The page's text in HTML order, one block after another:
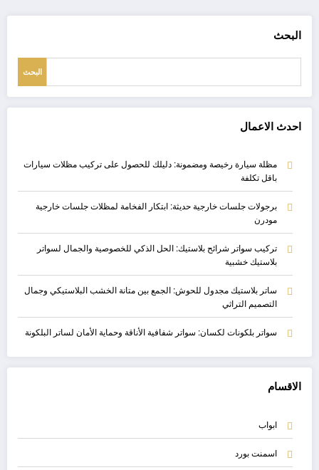
البحث
البحث
احدث الاعمال
مظلة سيارة رخيصة ومضمونة: دليلك للحصول على تركيب مظلات سيارات
باقل تكلفة
برجولات جلسات خارجية حديثة: ابتكار الفخامة لمظلات جلسات خارجية
مودرن
تركيب سواتر شرائح بلاستيك: الحل الذكي للخصوصية والجمال لسواتر
بلاستيك خشبية
ساتر بلاستيك مجدول للحوش: الجمع بين متانة الخشب البلاستيكي وجمال
التصميم التراثي
سواتر بلكونات لكسان: سواتر شفافية الأناقة وحماية الأمان لساتر البلكونة
الاقسام
ابواب
اسمنت بورد